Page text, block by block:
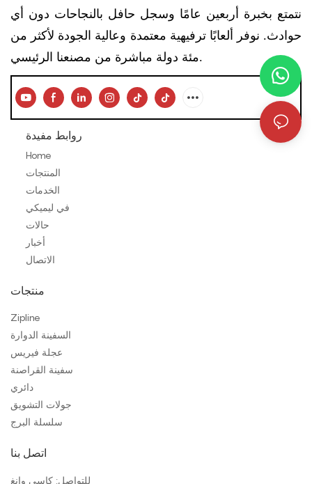
نتمتع بخبرة أربعين عامًا وسجل حافل بالنجاحات دون أي
حوادث. نوفر ألعابًا ترفيهية معتمدة وعالية الجودة لأكثر من
مئة دولة مباشرة من مصنعنا الرئيسي.
روابط مفيدة
Home
المنتجات
الخدمات
في ليميكي
حالات
أخبار
الاتصال
منتجات
Zipline
السفينة الدوارة
عجلة فيريس
سفينة القراصنة
دائري
جولات التشويق
سلسلة البرج
اتصل بنا
للتواصل: كاسي وانغ